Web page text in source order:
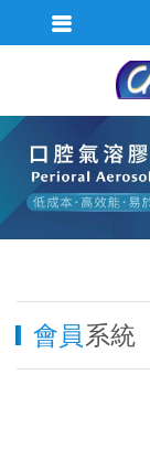
會員 系統